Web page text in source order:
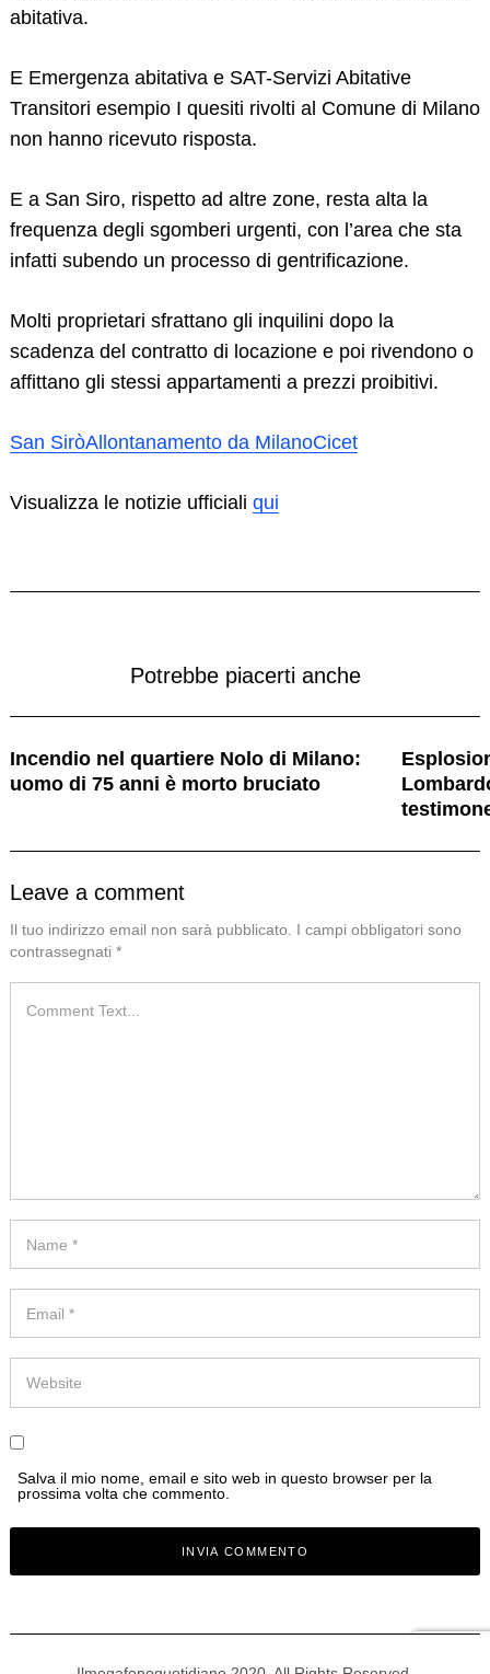
abitativa.
E Emergenza abitativa e SAT-Servizi Abitative
Transitori esempio I quesiti rivolti al Comune di Milano
non hanno ricevuto risposta.
E a San Siro, rispetto ad altre zone, resta alta la
frequenza degli sgomberi urgenti, con l’area che sta
infatti subendo un processo di gentrificazione.
Molti proprietari sfrattano gli inquilini dopo la
scadenza del contratto di locazione e poi rivendono o
affittano gli stessi appartamenti a prezzi proibitivi.
San SiròAllontanamento da MilanoCicet
Visualizza le notizie ufficiali qui
Potrebbe piacerti anche
Incendio nel quartiere Nolo di Milano:
uomo di 75 anni è morto bruciato
Leave a comment
Il tuo indirizzo email non sarà pubblicato. I campi obbligatori sono
contrassegnati *
Salva il mio nome, email e sito web in questo browser per la
prossima volta che commento.